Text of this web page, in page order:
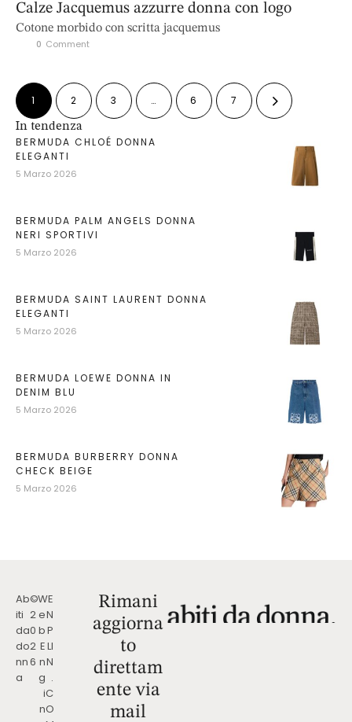
Calze Jacquemus azzurre donna con logo
Cotone morbido con scritta jacquemus
0 Comment
1 2 3 … 6 7
In tendenza
BERMUDA CHLOÉ DONNA
ELEGANTI
5 Marzo 2026
BERMUDA PALM ANGELS DONNA
NERI SPORTIVI
5 Marzo 2026
BERMUDA SAINT LAURENT DONNA
ELEGANTI
5 Marzo 2026
BERMUDA LOEWE DONNA IN
DENIM BLU
5 Marzo 2026
BERMUDA BURBERRY DONNA
CHECK BEIGE
5 Marzo 2026
Ab
iti
da
do
nn
a
©
2
0
2
6
W
e
b
E
n
g
i
n
E
N
P
LI
N
.
C
O
Rimani
aggiorna
to
direttam
ente via
mail